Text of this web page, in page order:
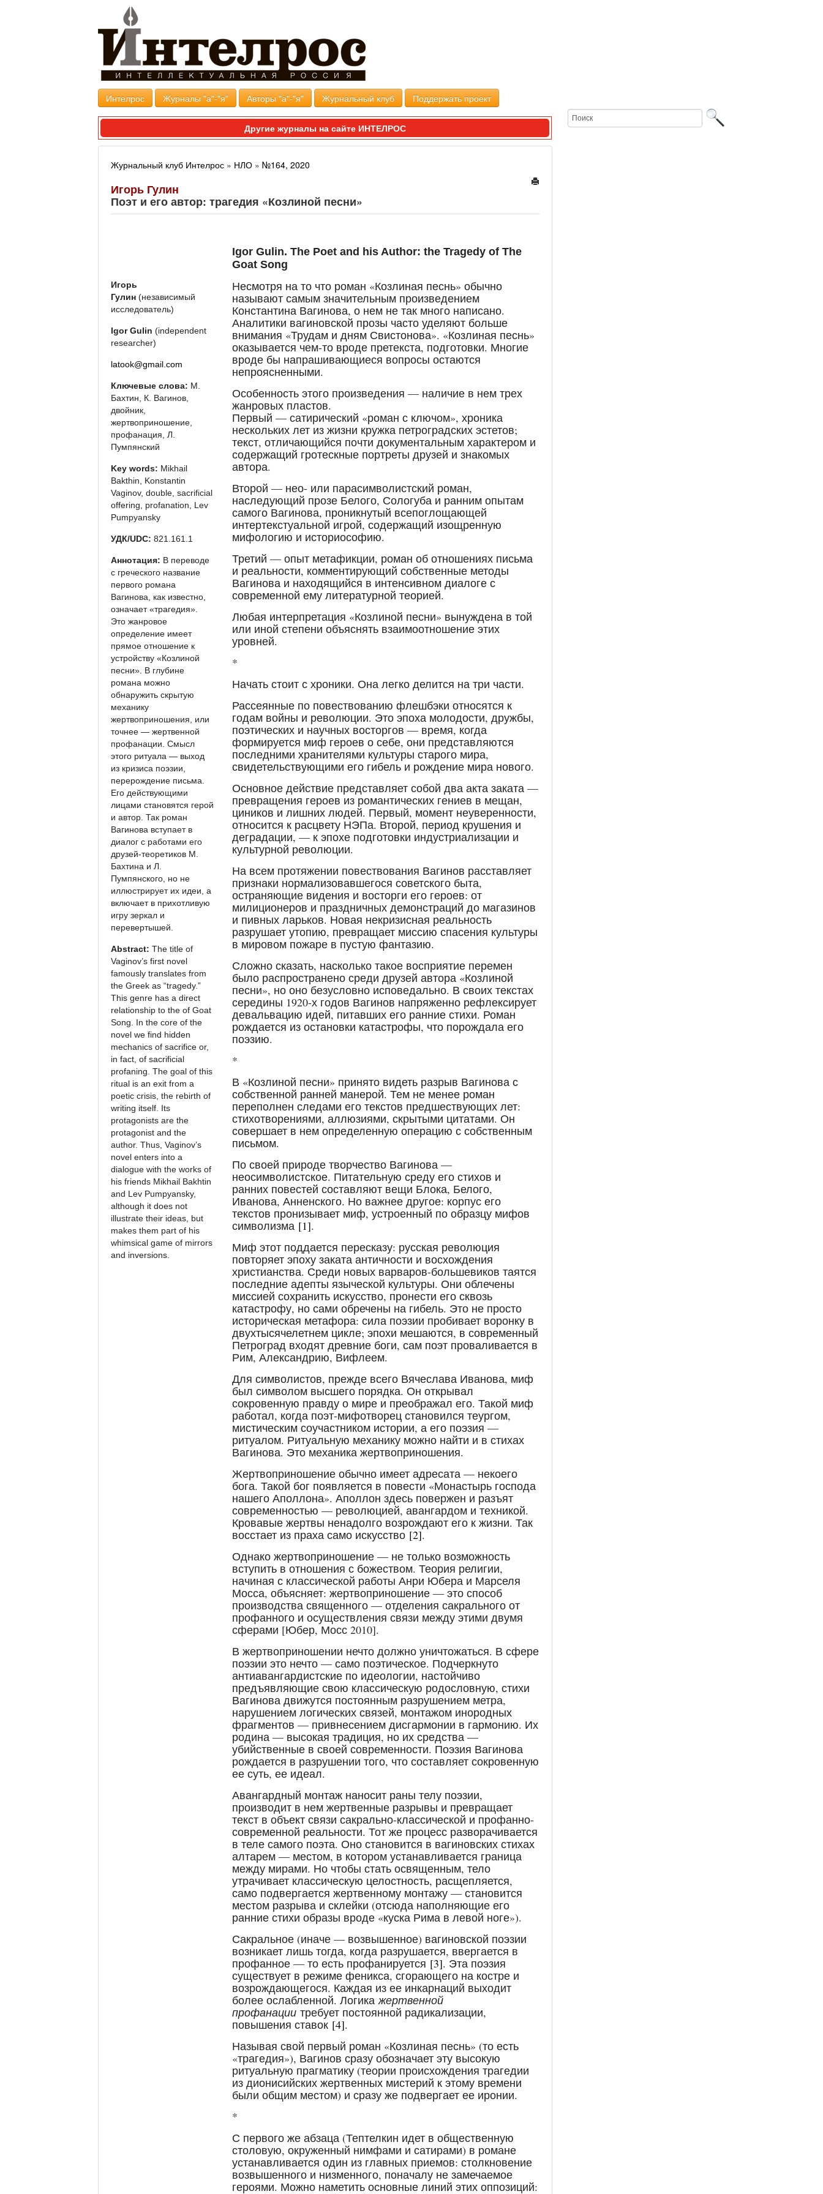
Интелрос Журналы "а"-"я" Авторы "а"-"я" Журнальный клуб Поддержать проект
Другие журналы на сайте ИНТЕЛРОС
Журнальный клуб Интелрос » НЛО » №164, 2020
Игорь Гулин
Поэт и его автор: трагедия «Козлиной песни»
Игорь
Гулин (независимый
исследователь)
Igor Gulin (independent
researcher)
latook@gmail.com
Ключевые слова: М.
Бахтин, К. Вагинов,
двойник,
жертвоприношение,
профанация, Л.
Пумпянский
Key words: Mikhail
Bakthin, Konstantin
Vaginov, double, sacrificial
offering, profanation, Lev
Pumpyansky
УДК/UDC: 821.161.1
Аннотация: В переводе
с греческого название
первого романа
Вагинова, как известно,
означает «трагедия».
Это жанровое
определение имеет
прямое отношение к
устройству «Козлиной
песни». В глубине
романа можно
обнаружить скрытую
механику
жертвоприношения, или
точнее — жертвенной
профанации. Смысл
этого ритуала — выход
из кризиса поэзии,
перерождение письма.
Его действующими
лицами становятся герой
и автор. Так роман
Вагинова вступает в
диалог с работами его
друзей-теоретиков М.
Бахтина и Л.
Пумпянского, но не
иллюстрирует их идеи, а
включает в прихотливую
игру зеркал и
перевертышей.
Abstract: The title of
Vaginov’s first novel
famously translates from
the Greek as “tragedy.”
This genre has a direct
relationship to the of Goat
Song. In the core of the
novel we find hidden
mechanics of sacrifice or,
in fact, of sacrificial
profaning. The goal of this
ritual is an exit from a
poetic crisis, the rebirth of
writing itself. Its
protagonists are the
protagonist and the
author. Thus, Vaginov’s
novel enters into a
dialogue with the works of
his friends Mikhail Bakhtin
and Lev Pumpyansky,
although it does not
illustrate their ideas, but
makes them part of his
whimsical game of mirrors
and inversions.
Igor Gulin. The Poet and his Author: the Tragedy of The
Goat Song
Несмотря на то что роман «Козлиная песнь» обычно
называют самым значительным произведением
Константина Вагинова, о нем не так много написано.
Аналитики вагиновской прозы часто уделяют больше
внимания «Трудам и дням Свистонова». «Козлиная песнь»
оказывается чем-то вроде претекста, подготовки. Многие
вроде бы напрашивающиеся вопросы остаются
непроясненными.
Особенность этого произведения — наличие в нем трех
жанровых пластов.
Первый — сатирический «роман с ключом», хроника
нескольких лет из жизни кружка петроградских эстетов;
текст, отличающийся почти документальным характером и
содержащий гротескные портреты друзей и знакомых
автора.
Второй — нео- или парасимволистский роман,
наследующий прозе Белого, Сологуба и ранним опытам
самого Вагинова, проникнутый всепоглощающей
интертекстуальной игрой, содержащий изощренную
мифологию и историософию.
Третий — опыт метафикции, роман об отношениях письма
и реальности, комментирующий собственные методы
Вагинова и находящийся в интенсивном диалоге с
современной ему литературной теорией.
Любая интерпретация «Козлиной песни» вынуждена в той
или иной степени объяснять взаимоотношение этих
уровней.
*
Начать стоит с хроники. Она легко делится на три части.
Рассеянные по повествованию флешбэки относятся к
годам войны и революции. Это эпоха молодости, дружбы,
поэтических и научных восторгов — время, когда
формируется миф героев о себе, они представляются
последними хранителями культуры старого мира,
свидетельствующими его гибель и рождение мира нового.
Основное действие представляет собой два акта заката —
превращения героев из романтических гениев в мещан,
циников и лишних людей. Первый, момент неуверенности,
относится к расцвету НЭПа. Второй, период крушения и
деградации, — к эпохе подготовки индустриализации и
культурной революции.
На всем протяжении повествования Вагинов расставляет
признаки нормализовавшегося советского быта,
остраняющие видения и восторги его героев: от
милиционеров и праздничных демонстраций до магазинов
и пивных ларьков. Новая некризисная реальность
разрушает утопию, превращает миссию спасения культуры
в мировом пожаре в пустую фантазию.
Сложно сказать, насколько такое восприятие перемен
было распространено среди друзей автора «Козлиной
песни», но оно безусловно исповедально. В своих текстах
середины 1920-х годов Вагинов напряженно рефлексирует
девальвацию идей, питавших его ранние стихи. Роман
рождается из остановки катастрофы, что порождала его
поэзию.
*
В «Козлиной песни» принято видеть разрыв Вагинова с
собственной ранней манерой. Тем не менее роман
переполнен следами его текстов предшествующих лет:
стихотворениями, аллюзиями, скрытыми цитатами. Он
совершает в нем определенную операцию с собственным
письмом.
По своей природе творчество Вагинова —
неосимволистское. Питательную среду его стихов и
ранних повестей составляют вещи Блока, Белого,
Иванова, Анненского. Но важнее другое: корпус его
текстов пронизывает миф, устроенный по образцу мифов
символизма [1].
Миф этот поддается пересказу: русская революция
повторяет эпоху заката античности и восхождения
христианства. Среди новых варваров-большевиков таятся
последние адепты языческой культуры. Они облечены
миссией сохранить искусство, пронести его сквозь
катастрофу, но сами обречены на гибель. Это не просто
историческая метафора: сила поэзии пробивает воронку в
двухтысячелетнем цикле; эпохи мешаются, в современный
Петроград входят древние боги, сам поэт проваливается в
Рим, Александрию, Вифлеем.
Для символистов, прежде всего Вячеслава Иванова, миф
был символом высшего порядка. Он открывал
сокровенную правду о мире и преображал его. Такой миф
работал, когда поэт-мифотворец становился теургом,
мистическим соучастником истории, а его поэзия —
ритуалом. Ритуальную механику можно найти и в стихах
Вагинова. Это механика жертвоприношения.
Жертвоприношение обычно имеет адресата — некоего
бога. Такой бог появляется в повести «Монастырь господа
нашего Аполлона». Аполлон здесь повержен и разъят
современностью — революцией, авангардом и техникой.
Кровавые жертвы ненадолго возрождают его к жизни. Так
восстает из праха само искусство [2].
Однако жертвоприношение — не только возможность
вступить в отношения с божеством. Теория религии,
начиная с классической работы Анри Юбера и Марселя
Мосса, объясняет: жертвоприношение — это способ
производства священного — отделения сакрального от
профанного и осуществления связи между этими двумя
сферами [Юбер, Мосс 2010].
В жертвоприношении нечто должно уничтожаться. В сфере
поэзии это нечто — само поэтическое. Подчеркнуто
антиавангардистские по идеологии, настойчиво
предъявляющие свою классическую родословную, стихи
Вагинова движутся постоянным разрушением метра,
нарушением логических связей, монтажом инородных
фрагментов — привнесением дисгармонии в гармонию. Их
родина — высокая традиция, но их средства —
убийственные в своей современности. Поэзия Вагинова
рождается в разрушении того, что составляет сокровенную
ее суть, ее идеал.
Авангардный монтаж наносит раны телу поэзии,
производит в нем жертвенные разрывы и превращает
текст в объект связи сакрально-классической и профанно-
современной реальности. Тот же процесс разворачивается
в теле самого поэта. Оно становится в вагиновских стихах
алтарем — местом, в котором устанавливается граница
между мирами. Но чтобы стать освященным, тело
утрачивает классическую целостность, расщепляется,
само подвергается жертвенному монтажу — становится
местом разрыва и склейки (отсюда наполняющие его
ранние стихи образы вроде «куска Рима в левой ноге»).
Сакральное (иначе — возвышенное) вагиновской поэзии
возникает лишь тогда, когда разрушается, ввергается в
профанное — то есть профанируется [3]. Эта поэзия
существует в режиме феникса, сгорающего на костре и
возрождающегося. Каждая из ее инкарнаций выходит
более ослабленной. Логикажертвенной
профанации требует постоянной радикализации,
повышения ставок [4].
Называя свой первый роман «Козлиная песнь» (то есть
«трагедия»), Вагинов сразу обозначает эту высокую
ритуальную прагматику (теории происхождения трагедии
из дионисийских жертвенных мистерий к этому времени
были общим местом) и сразу же подвергает ее иронии.
*
С первого же абзаца (Тептелкин идет в общественную
столовую, окруженный нимфами и сатирами) в романе
устанавливается один из главных приемов: столкновение
возвышенного и низменного, поначалу не замечаемое
героями. Можно наметить основные линий этих оппозиций: